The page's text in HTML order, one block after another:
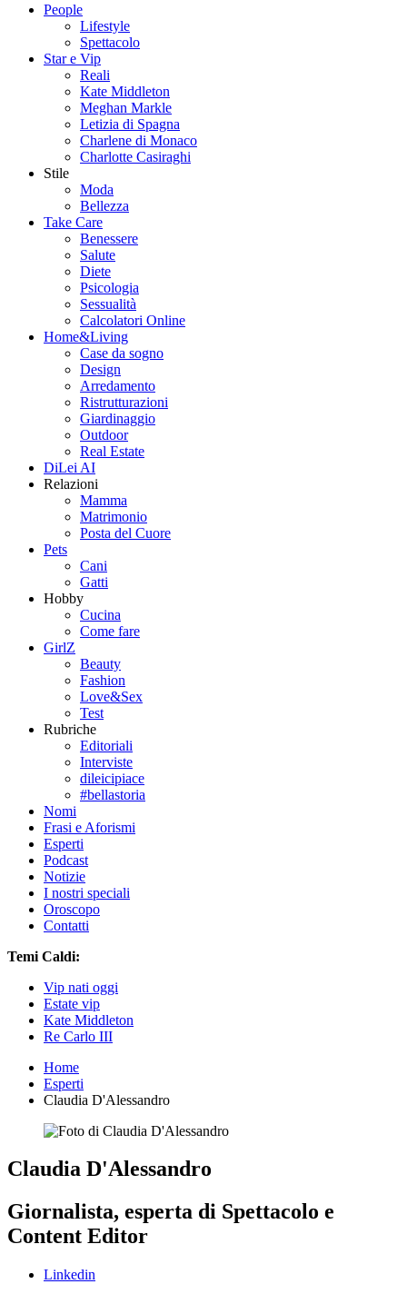
People
Lifestyle
Spettacolo
Star e Vip
Reali
Kate Middleton
Meghan Markle
Letizia di Spagna
Charlene di Monaco
Charlotte Casiraghi
Stile
Moda
Bellezza
Take Care
Benessere
Salute
Diete
Psicologia
Sessualità
Calcolatori Online
Home&Living
Case da sogno
Design
Arredamento
Ristrutturazioni
Giardinaggio
Outdoor
Real Estate
DiLei AI
Relazioni
Mamma
Matrimonio
Posta del Cuore
Pets
Cani
Gatti
Hobby
Cucina
Come fare
GirlZ
Beauty
Fashion
Love&Sex
Test
Rubriche
Editoriali
Interviste
dileicipiace
#bellastoria
Nomi
Frasi e Aforismi
Esperti
Podcast
Notizie
I nostri speciali
Oroscopo
Contatti
Temi Caldi:
Vip nati oggi
Estate vip
Kate Middleton
Re Carlo III
Home
Esperti
Claudia D'Alessandro
Claudia D'Alessandro
Giornalista, esperta di Spettacolo e
Content Editor
Linkedin